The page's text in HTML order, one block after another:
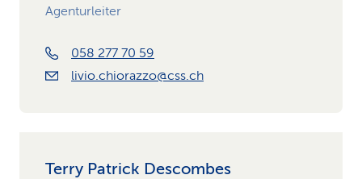
Agenturleiter
058 277 70 59
livio.chiorazzo@css.ch
Terry Patrick Descombes